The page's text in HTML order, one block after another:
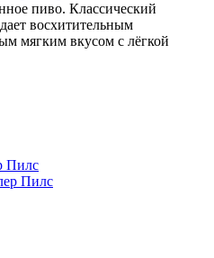
пиво. Классический
восхитительным
мягким вкусом с лёгкой
Пилс